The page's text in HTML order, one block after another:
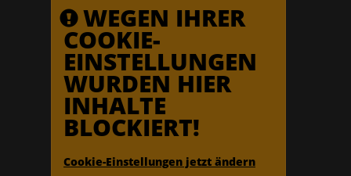
WEGEN IHRER
COOKIE-
EINSTELLUNGEN
WURDEN HIER
INHALTE
BLOCKIERT!
Cookie-Einstellungen jetzt ändern